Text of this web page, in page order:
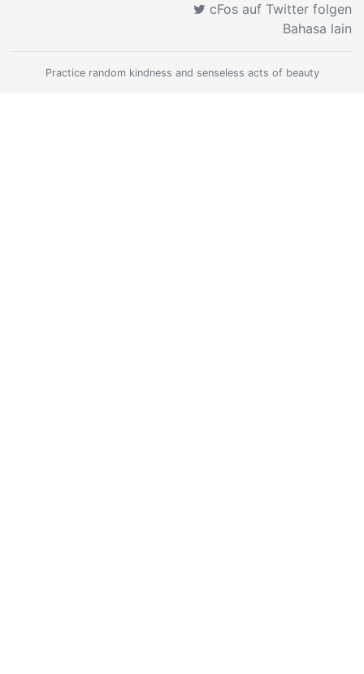
cFos auf Twitter folgen
Bahasa lain
Practice random kindness and senseless acts of beauty